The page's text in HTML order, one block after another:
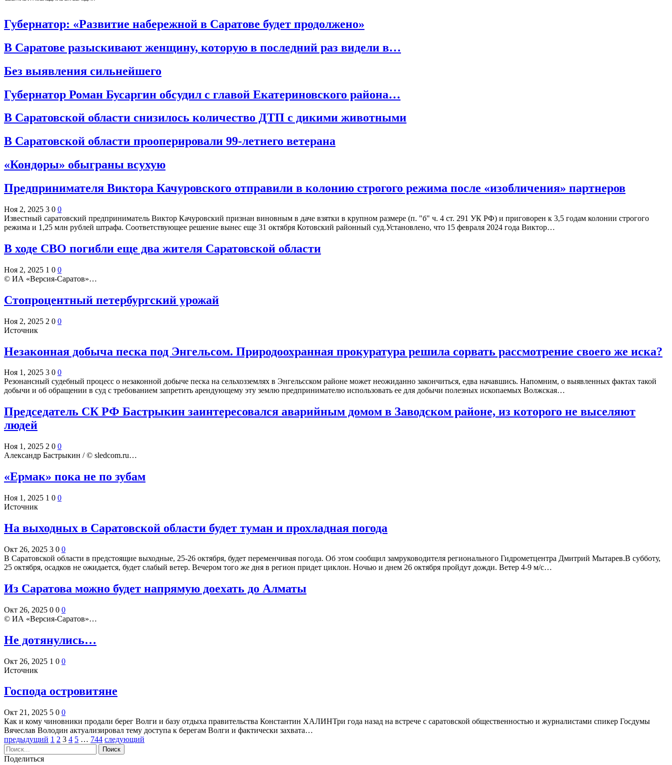
Губернатор: «Развитие набережной в Саратове будет продолжено»
В Саратове разыскивают женщину, которую в последний раз видели в…
Без выявления сильнейшего
Губернатор Роман Бусаргин обсудил с главой Екатериновского района…
В Саратовской области снизилось количество ДТП с дикими животными
В Саратовской области прооперировали 99-летнего ветерана
«Кондоры» обыграны всухую
Предпринимателя Виктора Качуровского отправили в колонию строгого режима после «изобличения» партнеров
Ноя 2, 2025 3 0 0
Известный саратовский предприниматель Виктор Качуровский признан виновным в даче взятки в крупном размере (п. "б" ч. 4 ст. 291 УК РФ) и приговорен к 3,5 годам колонии строгого
режима и 1,25 млн рублей штрафа. Соответствующее решение вынес еще 31 октября Котовский районный суд.Установлено, что 15 февраля 2024 года Виктор…
В ходе СВО погибли еще два жителя Саратовской области
Ноя 2, 2025 1 0 0
© ИА «Версия-Саратов»…
Стопроцентный петербургский урожай
Ноя 2, 2025 2 0 0
Источник
Незаконная добыча песка под Энгельсом. Природоохранная прокуратура решила сорвать рассмотрение своего же иска?
Ноя 1, 2025 3 0 0
Резонансный судебный процесс о незаконной добыче песка на сельхозземлях в Энгельсском районе может неожиданно закончиться, едва начавшись. Напомним, о выявленных фактах такой
добычи и об обращении в суд с требованием запретить арендующему эту землю предпринимателю использовать ее для добычи полезных ископаемых Волжская…
Председатель СК РФ Бастрыкин заинтересовался аварийным домом в Заводском районе, из которого не выселяют
людей
Ноя 1, 2025 2 0 0
Александр Бастрыкин / © sledcom.ru…
«Ермак» пока не по зубам
Ноя 1, 2025 1 0 0
Источник
На выходных в Саратовской области будет туман и прохладная погода
Окт 26, 2025 3 0 0
В Саратовской области в предстоящие выходные, 25-26 октября, будет переменчивая погода. Об этом сообщил замруководителя регионального Гидрометцентра Дмитрий Мытарев.В субботу,
25 октября, осадков не ожидается, будет слабый ветер. Вечером того же дня в регион придет циклон. Ночью и днем 26 октября пройдут дожди. Ветер 4-9 м/с…
Из Саратова можно будет напрямую доехать до Алматы
Окт 26, 2025 0 0 0
© ИА «Версия-Саратов»…
Не дотянулись…
Окт 26, 2025 1 0 0
Источник
Господа островитяне
Окт 21, 2025 5 0 0
Как и кому чиновники продали берег Волги и базу отдыха правительства Константин ХАЛИН ​​Три года назад на встрече с саратовской общественностью и журналистами спикер Госдумы
Вячеслав Володин актуализировал тему доступа к берегам Волги и фактически захвата…
предыдущий 1 2 3 4 5 … 744 следующий
Поделиться